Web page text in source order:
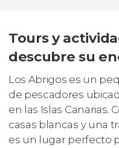
Tours y
descubre su
Los Abrigos es un
de pescadores
en las Islas Canarias.
casas blancas y una
es un lugar perfecto